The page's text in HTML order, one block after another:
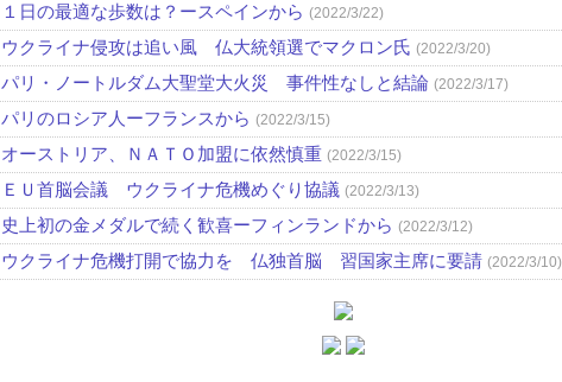
１日の最適な歩数は？ースペインから (2022/3/22)
ウクライナ侵攻は追い風 仏大統領選でマクロン氏 (2022/3/20)
パリ・ノートルダム大聖堂大火災 事件性なしと結論 (2022/3/17)
パリのロシア人ーフランスから (2022/3/15)
オーストリア、ＮＡＴＯ加盟に依然慎重 (2022/3/15)
ＥＵ首脳会議 ウクライナ危機めぐり協議 (2022/3/13)
史上初の金メダルで続く歓喜ーフィンランドから (2022/3/12)
ウクライナ危機打開で協力を 仏独首脳 習国家主席に要請 (2022/3/10)